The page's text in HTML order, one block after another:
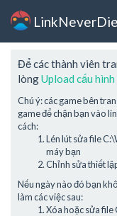
Để các thành viên
lòngUpload cấu hình
Chú ý: các game bên
game để chặn bạn vào
cách:
Lén lút sửa file
máy bạn
Chỉnh sửa thiết
Nếu ngày nào đó bạn
làm các việc sau:
Xóa hoặc sửa